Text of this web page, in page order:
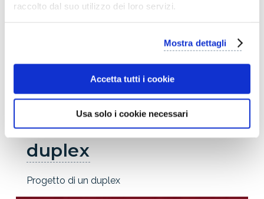
raccolto dal suo utilizzo dei loro servizi.
Mostra dettagli
Accetta tutti i cookie
Usa solo i cookie necessari
Il mio ultimo progetto
Progettazione di un
duplex
Progetto di un duplex